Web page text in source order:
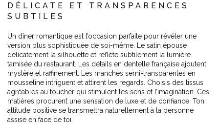
DÉLICATE ET TRANSPARENCES
SUBTILES
Un dîner romantique est l’occasion parfaite pour révéler une
version plus sophistiquée de soi-même. Le satin épouse
délicatement la silhouette et reflète subtilement la lumière
tamisée du restaurant. Les détails en dentelle française ajoutent
mystère et raffinement. Les manches semi-transparentes en
mousseline intriguent et attirent les regards. Choisis des tissus
agréables au toucher qui stimulent les sens et l’imagination. Ces
matières procurent une sensation de luxe et de confiance. Ton
attitude positive se transmettra naturellement à la personne
assise en face de toi.